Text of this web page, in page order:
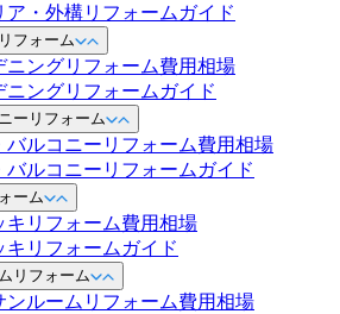
ア・外構リフォームガイド
フォーム
ニングリフォーム費用相場
ニングリフォームガイド
ーリフォーム
バルコニーリフォーム費用相場
バルコニーリフォームガイド
ーム
キリフォーム費用相場
キリフォームガイド
リフォーム
ンルームリフォーム費用相場